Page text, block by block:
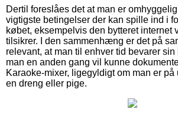
Dertil foreslåes det at man er
vigtigste betingelser der kan spille ind i
købet, eksempelvis den bytteret internet
tilsikrer. I den sammenhæng er det på
relevant, at man til enhver tid bevarer
man en anden gang vil kunne
Karaoke-mixer, ligegyldigt om man er på
en dreng eller pige.